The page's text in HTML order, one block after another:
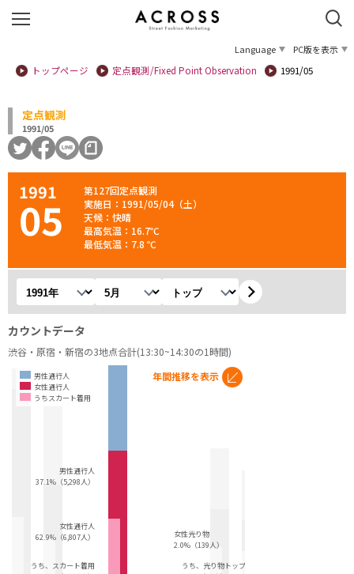
Language
PC版を表示
トップページ
定点観測/Fixed Point Observation 1991/05
定点観測
1991/05
1991
05
第127回定点観測
実施日：1991/05/04（土）
天候：快晴
最高気温：16.7℃
最低気温：7.8 ℃
年を選択 月を選択 観測地を選択
カウントデータ
渋谷・原宿・新宿の3地点合計(13:30~14:30の1時間)
男性通行人
女性通行人
うちスカート着用
年間推移を表示
男性通行人
37.1%（5,298人）
女性通行人
62.9%（6,807人）
うち、スカート着用
女性光り物
2.0%（139人）
うち、光り物トップス